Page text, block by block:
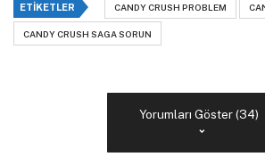
ETIKETLER CANDY CRUSH PROBLEM
CANDY CRUSH SAGA SORUN
Yorumları Göster (34)